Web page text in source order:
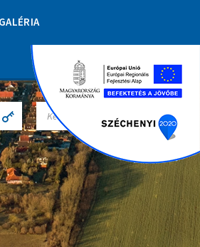
GALÉRIA
A
R
C
H
: